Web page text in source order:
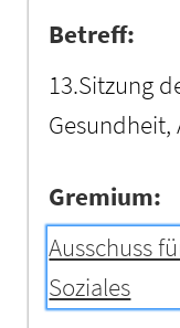
Betreff:
13.Sitzung
Gesundheit,
Gremium:
Ausschuss
Soziales